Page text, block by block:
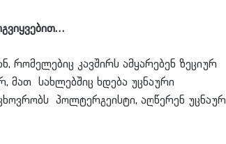
რომელებიც კავშირს ამყარებენ ზეციურ
მათ სახლებშიც ხდება უცნაური
პოლტერგეისტი, აღწერენ უცნაურ